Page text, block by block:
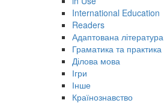
International Education
Readers
Адаптована література
Граматика та практика
Ділова мова
Ігри
Інше
Країнознавство